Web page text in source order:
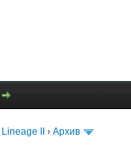
Lineage II ›Архив